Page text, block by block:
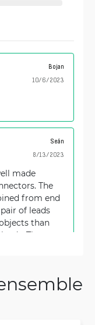
Bojan
10/6/2023
Seán
8/13/2023
made
The
from end
of leads
than
The
carrying out